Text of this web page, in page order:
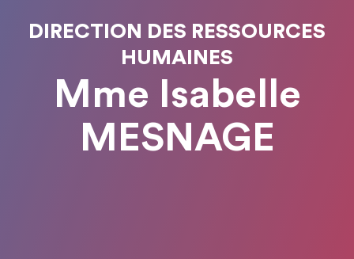
DIRECTION DES RESSOURCES
HUMAINES
Mme Isabelle
MESNAGE